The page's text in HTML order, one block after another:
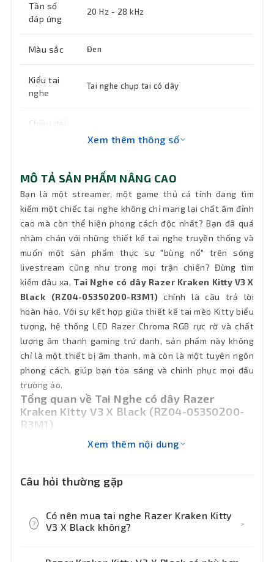
Tần số
đáp ứng
20 Hz - 28 kHz
Màu sắc Đen
Kiểu tai
nghe
Tai nghe chụp tai có dây
Chiều dài
năng
chính
64-bit), Razer Chroma RGB, Hybrid
Fabric and Memory Foam Ear Cushions
Khối
lượng
270g
Bảo hành 24 tháng
Xem thêm thông số
MÔ TẢ SẢN PHẨM NÂNG CAO
Bạn là một streamer, một game thủ cá tính đang tìm
kiếm một chiếc tai nghe không chỉ mang lại chất âm đỉnh
cao mà còn thể hiện phong cách độc nhất? Bạn đã quá
nhàm chán với những thiết kế tai nghe truyền thống và
muốn một sản phẩm thực sự "bùng nổ" trên sóng
livestream cũng như trong mọi trận chiến? Đừng tìm
kiếm đâu xa, Tai Nghe có dây Razer Kraken Kitty V3 X
Black (RZ04-05350200-R3M1) chính là câu trả lời
hoàn hảo. Với sự kết hợp giữa thiết kế tai mèo Kitty biểu
tượng, hệ thống LED Razer Chroma RGB rực rỡ và chất
lượng âm thanh gaming trứ danh, sản phẩm này không
chỉ là một thiết bị âm thanh, mà còn là một tuyên ngôn
phong cách, giúp bạn tỏa sáng và chinh phục mọi đấu
trường ảo.
Tổng quan về Tai Nghe có dây Razer
Kraken Kitty V3 X Black (RZ04-05350200-
R3M1)
Razer Kraken Kitty V3 X Black không chỉ là một bản nâng
Razer chăm chút tỉ mỉ, từ thiết kế bên ngoài đến công
dùng một trải nghiệm toàn diện nhất. Hãy cùng đi sâu
vào từng tính năng để thấy được sự khác biệt mà sản
Xem thêm nội dung
Câu hỏi thường gặp
?
Có nên mua tai nghe Razer Kraken Kitty
V3 X Black không?
>